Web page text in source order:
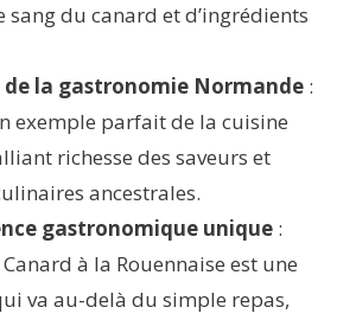
sang du canard et d’ingrédients
de la gastronomie Normande :
exemple parfait de la cuisine
richesse des saveurs et
ancestrales.
gastronomique unique :
à la Rouennaise est une
va au-delà du simple repas,